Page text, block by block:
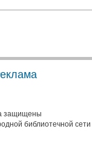
защищены
библиотечной